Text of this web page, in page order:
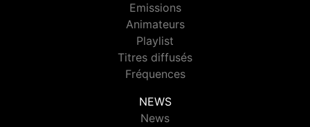
Emissions
Animateurs
Playlist
Titres diffusés
Fréquences
NEWS
News